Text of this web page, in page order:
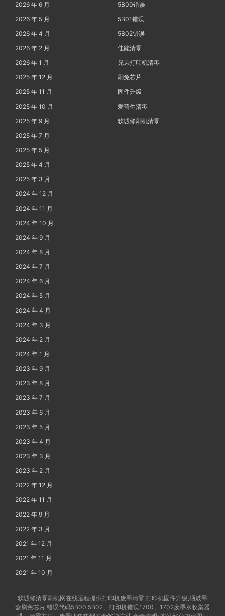
2026 年 6 月
2026 年 5 月
2026 年 4 月
2026 年 2 月
2026 年 1 月
2025 年 12 月
2025 年 11 月
2025 年 10 月
2025 年 9 月
2025 年 7 月
2025 年 5 月
2025 年 4 月
2025 年 3 月
2024 年 12 月
2024 年 11 月
2024 年 10 月
2024 年 9 月
2024 年 8 月
2024 年 7 月
2024 年 6 月
2024 年 5 月
2024 年 4 月
2024 年 3 月
2024 年 2 月
2024 年 1 月
2023 年 9 月
2023 年 8 月
2023 年 7 月
2023 年 6 月
2023 年 5 月
2023 年 4 月
2023 年 3 月
2023 年 2 月
2022 年 12 月
2022 年 11 月
2022 年 9 月
2022 年 3 月
2021 年 12 月
2021 年 11 月
2021 年 10 月
5B00错误
5B01错误
5B02错误
佳能清零
兄弟打印机清零
刷免芯片
固件升级
爱普生清零
软诚修刷机清零
软诚修清零刷机网在线远程提供打印机废墨清零,打印机固件升级,硒鼓墨
盒刷免芯片,错误代码5B00 5B02、打印机错误1700、1702废墨水收集器